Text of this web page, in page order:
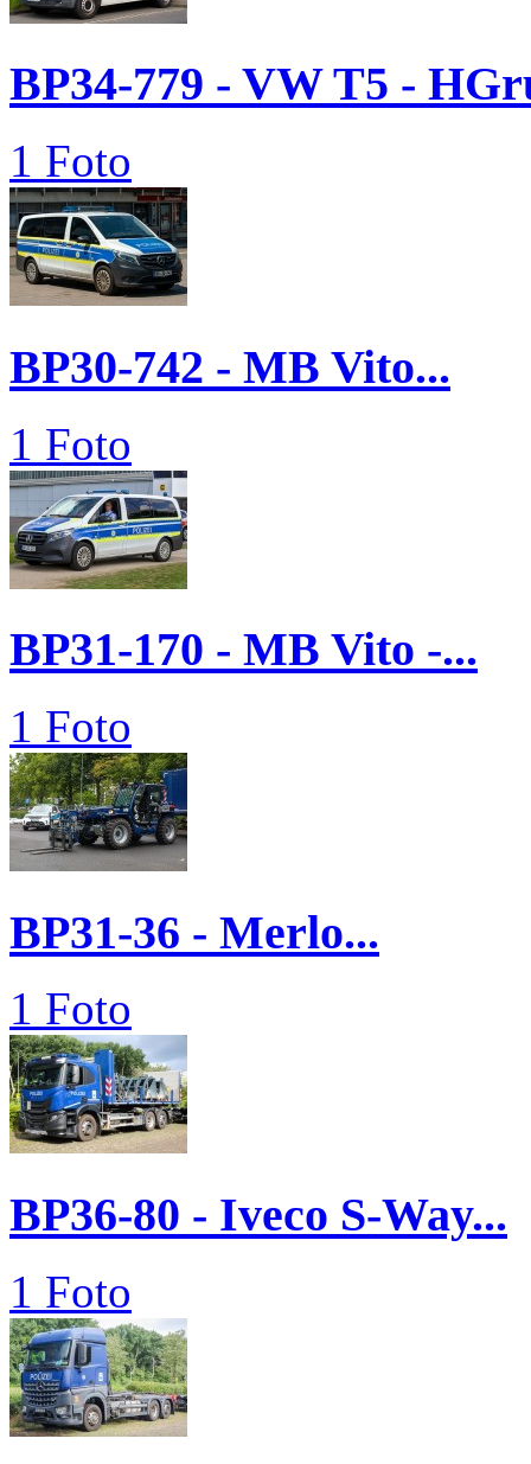
BP34-779 - VW T5 -
1 Foto
BP30-742 - MB Vito...
1 Foto
BP31-170 - MB Vito -...
1 Foto
BP31-36 - Merlo...
1 Foto
BP36-80 - Iveco S-Way...
1 Foto